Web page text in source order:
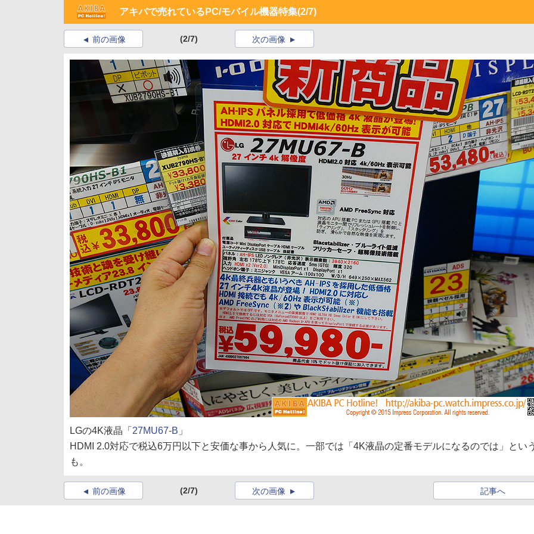
アキバで売れているPC/モバイル機器特集(2/7)
前の画像 (2/7) 次の画像
LGの4K液晶「 27MU67-B 」
HDMI 2.0対応で税込6万円以下と安価な事から人気に。一部では「4K液晶の定番モデルになるのでは」とい
も。
前の画像 (2/7) 記事へ
次の画像